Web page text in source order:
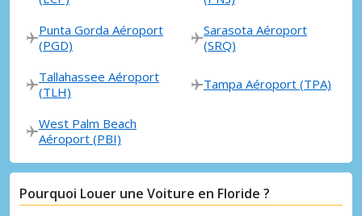
Punta Gorda Aéroport
(PGD)
Sarasota Aéroport
(SRQ)
Tallahassee Aéroport
(TLH)
Tampa Aéroport (TPA)
West Palm Beach
Aéroport (PBI)
Pourquoi Louer une Voiture en Floride ?